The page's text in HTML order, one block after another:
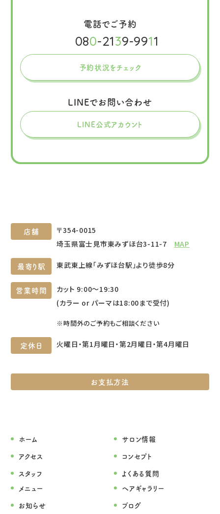
電話でご予約
080-2139-9911
予約状況をチェック
LINEでお問い合わせ
LINE公式アカウント
店舗
〒354-0015
埼玉県富士見市東みずほ台3-11-7 MAP
最寄り駅 東武東上線「みずほ台駅」より徒歩8分
営業時間
カット 9:00～19:30
(カラー or パーマは18:00まで受付)
※時間外のご予約もご相談ください
定休日 火曜日・第1月曜日・第2月曜日・第4月曜日
ホーム
サロン情報
アクセス
コンセプト
スタッフ
よくある質問
メニュー
ヘアギャラリー
お知らせ
ブログ
お支払方法